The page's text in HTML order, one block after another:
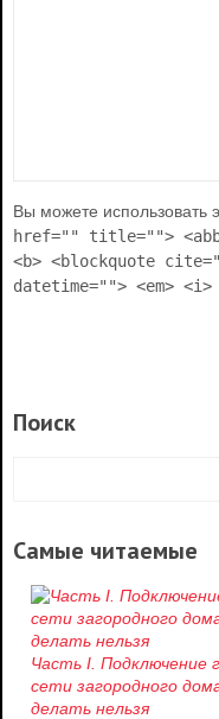
Вы можете использовать
href="" title="">
<b> <blockquote
datetime=""> <em>
Поиск
Самые читаемые
Часть I. Подключение
сети загородного
делать нельзя